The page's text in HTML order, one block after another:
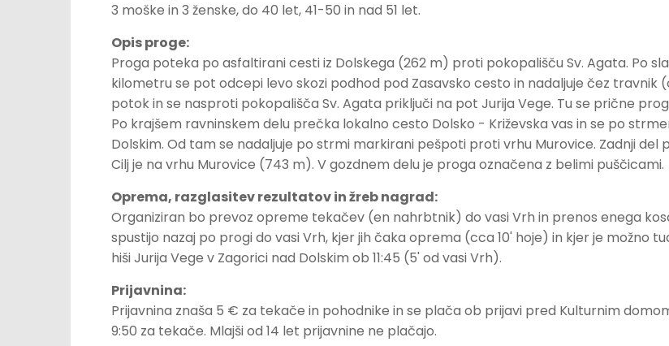
3 moške in 3 ženske, do 40 let, 41-50 in nad 51 let.
Opis proge:
Proga poteka po asfaltirani cesti iz Dolskega (262 m) proti pokopališču Sv. Agata. Po
kilometru se pot odcepi levo skozi podhod pod Zasavsko cesto in nadaljuje čez
potok in se nasproti pokopališča Sv. Agata priključi na pot Jurija Vege. Tu se prične
Po krajšem ravninskem delu prečka lokalno cesto Dolsko - Križevska vas in se po
Dolskim. Od tam se nadaljuje po strmi markirani pešpoti proti vrhu Murovice. Zadnji
Cilj je na vrhu Murovice (743 m). V gozdnem delu je proga označena z belimi puščicami.
Oprema, razglasitev rezultatov in žreb nagrad:
Organiziran bo prevoz opreme tekačev (en nahrbtnik) do vasi Vrh in prenos enega
spustijo nazaj po progi do vasi Vrh, kjer jih čaka oprema (cca 10' hoje) in kjer je možno
hiši Jurija Vege v Zagorici nad Dolskim ob 11:45 (5' od vasi Vrh).
Prijavnina:
Prijavnina znaša 5 € za tekače in pohodnike in se plača ob prijavi pred Kulturnim
9:50 za tekače. Mlajši od 14 let prijavnine ne plačajo.